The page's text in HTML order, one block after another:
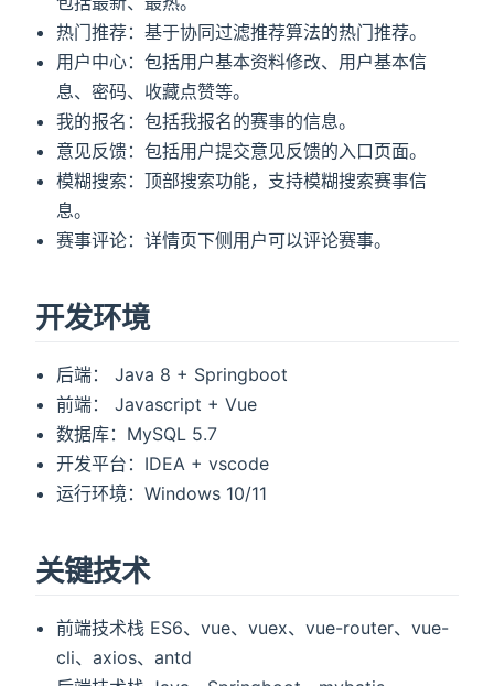
热门推荐：基于协同过滤推荐算法的热门推荐。
用户中心：包括用户基本资料修改、用户基本信
息、密码、收藏点赞等。
我的报名：包括我报名的赛事的信息。
意见反馈：包括用户提交意见反馈的入口页面。
模糊搜索：顶部搜索功能，支持模糊搜索赛事信
息。
赛事评论：详情页下侧用户可以评论赛事。
开发环境
后端： Java 8 + Springboot
前端： Javascript + Vue
数据库：MySQL 5.7
开发平台：IDEA + vscode
运行环境：Windows 10/11
关键技术
前端技术栈 ES6、vue、vuex、vue-router、vue-
cli、axios、antd